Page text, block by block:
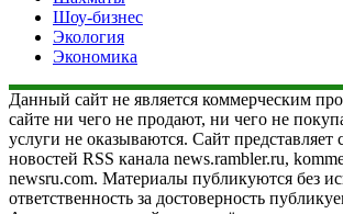
Шоу-бизнес
Экология
Экономика
Данный сайт не является коммерческим
сайте ни чего не продают, ни чего не
услуги не оказываются. Сайт представляет
новостей RSS канала news.rambler.ru,
newsru.com. Материалы публикуются без
ответственность за достоверность